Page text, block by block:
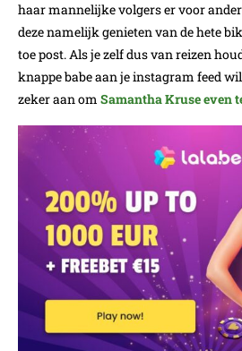
haar mannelijke volgers er voor
deze namelijk genieten van de hete
toe post. Als je zelf dus van reizen
knappe babe aan je instagram feed
zeker aan om Samantha Kruse even